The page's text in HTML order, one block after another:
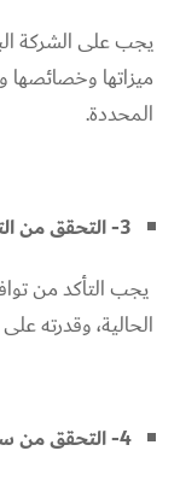
يجب على الشركة
ميزاتها وخصائصها
المحددة.
3- التحقق من التوافق والتكامل:
يجب التأكد من
الحالية، وقدرته
4- التحقق من سهولة الاستخدام: